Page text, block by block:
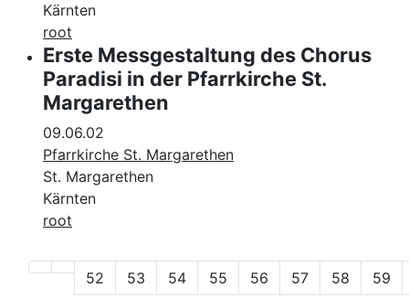
Kärnten
root
Erste Messgestaltung des Chorus
Paradisi in der Pfarrkirche St.
Margarethen
09.06.02
Pfarrkirche St. Margarethen
St. Margarethen
Kärnten
root
52 53 54 55 56 57 58 59